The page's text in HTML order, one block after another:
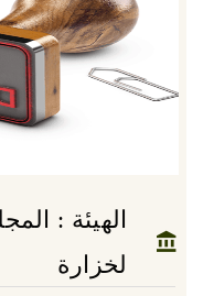
الهيئة :
لخزارة